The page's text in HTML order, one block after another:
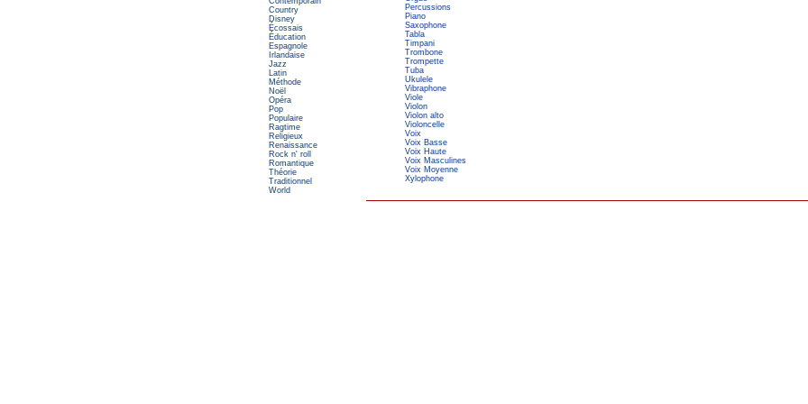
Country
Disney
Écossais
Éducation
Espagnole
Irlandaise
Jazz
Latin
Méthode
Noël
Opéra
Pop
Populaire
Ragtime
Religieux
Renaissance
Rock n' roll
Romantique
Théorie
Traditionnel
World
Percussions
Piano
Saxophone
Tabla
Timpani
Trombone
Trompette
Tuba
Ukulele
Vibraphone
Viole
Violon
Violon alto
Violoncelle
Voix
Voix Basse
Voix Haute
Voix Masculines
Voix Moyenne
Xylophone